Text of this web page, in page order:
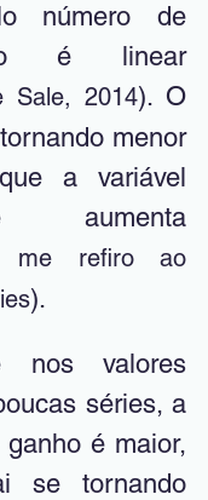
número de
é linear
Sale, 2014). O
menor
a variável
aumenta
me refiro ao
).
nos valores
séries, a
é maior,
se tornando